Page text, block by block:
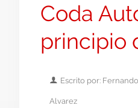
Coda
principio
Escrito por: Fernando
Alvarez